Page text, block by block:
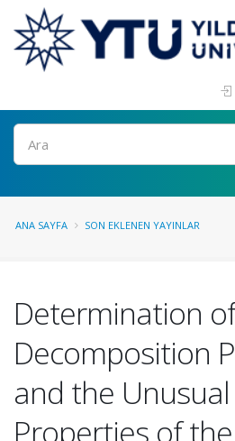
Ara
ANA SAYFA SON EKLENEN YAYINLAR
Determination
Decomposition
and the
Properties of the